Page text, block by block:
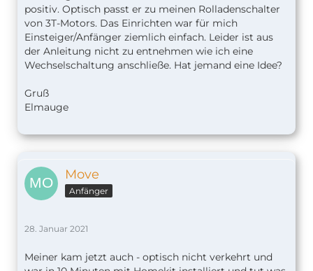
positiv. Optisch passt er zu meinen Rolladenschalter
von 3T-Motors. Das Einrichten war für mich
Einsteiger/Anfänger ziemlich einfach. Leider ist aus
der Anleitung nicht zu entnehmen wie ich eine
Wechselschaltung anschließe. Hat jemand eine Idee?
Gruß
Elmauge
Move
Anfänger
28. Januar 2021
Meiner kam jetzt auch - optisch nicht verkehrt und